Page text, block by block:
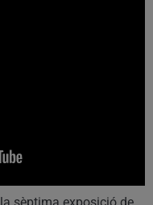
sèptima exposició de